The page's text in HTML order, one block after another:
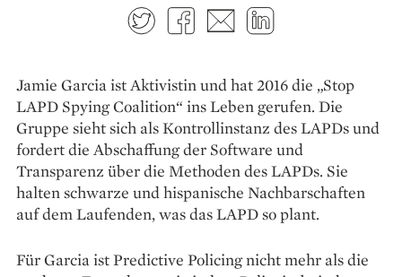
TwitterFacebook
E-mail
Jamie Garcia ist Aktivistin und hat 2016 die „Stop
LAPD Spying Coalition“ ins Leben gerufen. Die
Gruppe sieht sich als Kontrollinstanz des LAPDs und
fordert die Abschaffung der Software und
Transparenz über die Methoden des LAPDs. Sie
halten schwarze und hispanische Nachbarschaften
auf dem Laufenden, was das LAPD so plant.
Für Garcia ist Predictive Policing nicht mehr als die